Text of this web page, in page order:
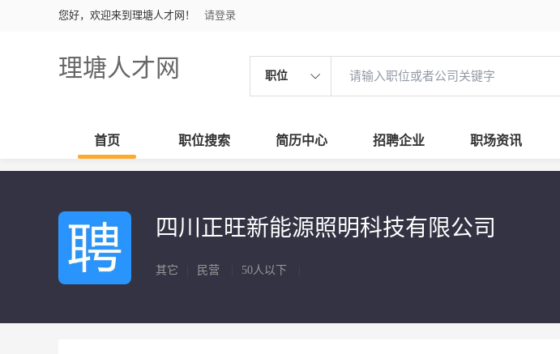
您好，欢迎来到理塘人才网！ 请登录
理塘人才网 职位
首页 职位搜索 简历中心 招聘企业 职场资讯
四川正旺新能源照明科技有限公司
其它 民营 50人以下